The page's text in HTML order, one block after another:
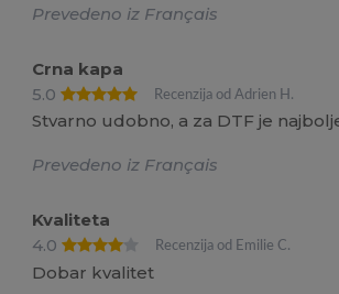
Prevedeno iz Français
Crna kapa
5.0
Recenzija od Adrien H.
Stvarno udobno, a za DTF je
Prevedeno iz Français
Kvaliteta
4.0
Recenzija od Emilie C.
Dobar kvalitet